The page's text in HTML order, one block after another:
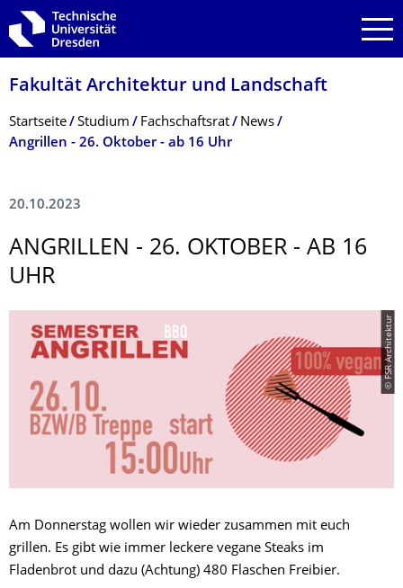
Zur Hauptnavigation springen
Zur Suche springen
Zum Inhalt springen
Fakultät Architektur und Landschaft
Breadcrumb-Menü
Startseite Studium Fachschaftsrat
News
Angrillen - 26. Oktober - ab 16 Uhr
20.10.2023
ANGRILLEN - 26. OKTOBER - AB 16
UHR
© FSR Architektur
Am Donnerstag wollen wir wieder zusammen mit euch
grillen. Es gibt wie immer leckere vegane Steaks im
Fladenbrot und dazu (Achtung) 480 Flaschen Freibier.